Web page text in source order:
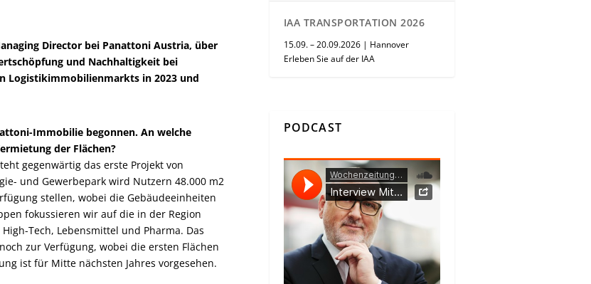
Director bei Panattoni Austria, über
und Nachhaltigkeit bei
Logistikimmobilienmarkts in 2023 und
Immobilie begonnen. An welche
der Flächen?
gegenwärtig das erste Projekt von
und Gewerbepark wird Nutzern 48.000 m2
stellen, wobei die Gebäudeeinheiten
fokussieren wir auf die in der Region
Tech, Lebensmittel und Pharma. Das
zur Verfügung, wobei die ersten Flächen
ist für Mitte nächsten Jahres vorgesehen.
IAA TRANSPORTATION 2026
15.09. – 20.09.2026 | Hannover
Erleben Sie auf der IAA
PODCAST